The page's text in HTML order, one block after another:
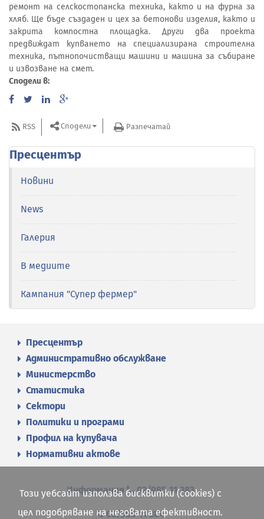
ремонт на селскостопанска техника, както и на фурна за
хляб. Ще бъде създаден и цех за бетонови изделия, както и
закрита компостна площадка. Други два проекта
предвиждат купването на специализирана строителна
техника, пътнопочистващи машини и машина за събиране
и извозване на смет.
Сподели в:
RSS Сподели Разпечатай
Пресцентър
Новини
News
Галерия
В медиите
Кампания "Супер фермер"
Пресцентър
Административно обслужване
Министерство
Статистика
Сектори
Политики и програми
Профил на купувача
Нормативни актове
Информация 02/985 11 383
02/985 11 384
Този уебсайт използва бисквитки (cookies) с
цел подобряване на неговата ефективност.